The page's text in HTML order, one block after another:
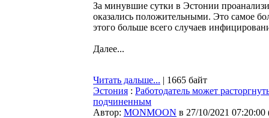
За минувшие сутки в Эстонии
оказались положительными. Это самое
этого больше всего случаев
Далее...
Читать дальше... | 1665 байт
Эстония : Работодатель может
подчиненным
Автор: MONMOON в 27/10/2021 07:20:00